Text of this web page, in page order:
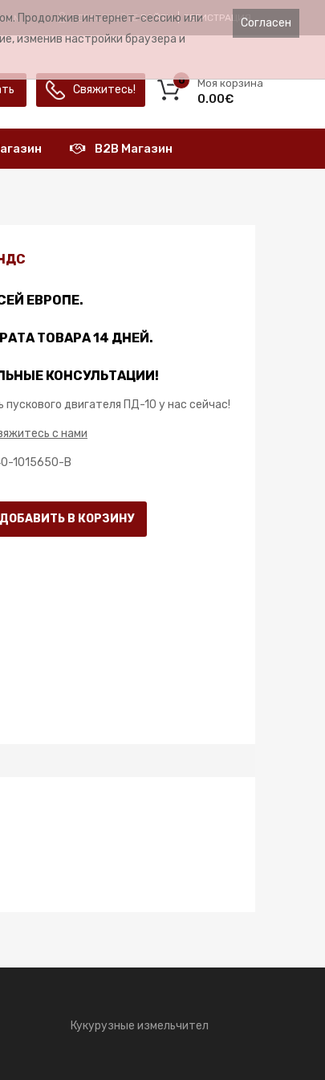
ЗДРАСТВУЙТЕ ВОЙТИ РЕГИСТРАЦИЯ
Моя корзина
0
0.00€
Свяжитесь!
B2B Магазин
ЕВРОПЕ.
ТОВАРА 14 ДНЕЙ.
КОНСУЛЬТАЦИИ!
двигателя ПД-10 у нас сейчас!
с нами
1015650-B
Кукурузные измельчител
Согласен
Продолжив интернет-сессию или
изменив настройки браузера и